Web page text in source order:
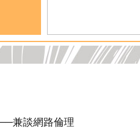
兼談網路倫理